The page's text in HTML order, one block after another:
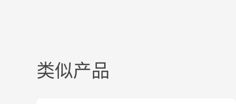
类似产品